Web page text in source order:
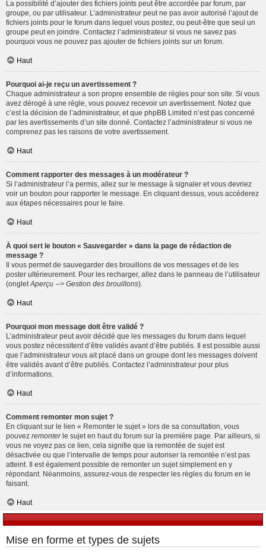
La possibilité d’ajouter des fichiers joints peut être accordée par forum, par
groupe, ou par utilisateur. L’administrateur peut ne pas avoir autorisé l’ajout de
fichiers joints pour le forum dans lequel vous postez, ou peut-être que seul un
groupe peut en joindre. Contactez l’administrateur si vous ne savez pas
pourquoi vous ne pouvez pas ajouter de fichiers joints sur un forum.
Haut
Pourquoi ai-je reçu un avertissement ?
Chaque administrateur a son propre ensemble de règles pour son site. Si vous
avez dérogé à une règle, vous pouvez recevoir un avertissement. Notez que
c’est la décision de l’administrateur, et que phpBB Limited n’est pas concerné
par les avertissements d’un site donné. Contactez l’administrateur si vous ne
comprenez pas les raisons de votre avertissement.
Haut
Comment rapporter des messages à un modérateur ?
Si l’administrateur l’a permis, allez sur le message à signaler et vous devriez
voir un bouton pour rapporter le message. En cliquant dessus, vous accéderez
aux étapes nécessaires pour le faire.
Haut
À quoi sert le bouton « Sauvegarder » dans la page de rédaction de
message ?
Il vous permet de sauvegarder des brouillons de vos messages et de les
poster ultérieurement. Pour les recharger, allez dans le panneau de l’utilisateur
(onglet Aperçu --> Gestion des brouillons).
Haut
Pourquoi mon message doit être validé ?
L’administrateur peut avoir décidé que les messages du forum dans lequel
vous postez nécessitent d’être validés avant d’être publiés. Il est possible aussi
que l’administrateur vous ait placé dans un groupe dont les messages doivent
être validés avant d’être publiés. Contactez l’administrateur pour plus
d’informations.
Haut
Comment remonter mon sujet ?
En cliquant sur le lien « Remonter le sujet » lors de sa consultation, vous
pouvez remonterle sujet en haut du forum sur la première page. Par ailleurs, si
vous ne voyez pas ce lien, cela signifie que la remontée de sujet est
désactivée ou que l’intervalle de temps pour autoriser la remontée n’est pas
atteint. Il est également possible de remonter un sujet simplement en y
répondant. Néanmoins, assurez-vous de respecter les règles du forum en le
faisant.
Haut
Mise en forme et types de sujets